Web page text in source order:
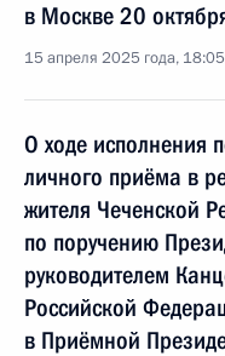
в Москве 20
15 апреля 2025 года, 18:05
О ходе исполнения
личного приёма в
жителя Чеченской
по поручению
руководителем
Российской
в Приёмной